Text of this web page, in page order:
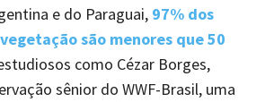
e do Paraguai, 97% dos
são menores que 50
como Cézar Borges,
sênior do WWF-Brasil, uma